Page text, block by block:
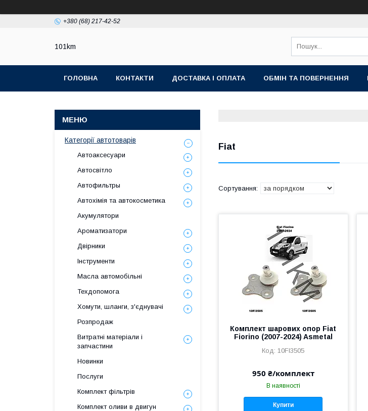
+380 (68) 217-42-52
101km
ГОЛОВНА КОНТАКТИ ДОСТАВКА І ОПЛАТА ОБМІН ТА ПОВЕРНЕННЯ
Fiat
Комплект шарових опор Fiat
Fiorino (2007-2024) Asmetal
10FI3505
950 ₴/комплект
В наявності
Купити
Категорії автотоварів
Автоаксесуари
Автосвітло
Автофильтры
Автохімія та автокосметика
Акумулятори
Ароматизатори
Двірники
Інструменти
Масла автомобільні
Техдопомога
Хомути, шланги, з'єднувачі
Розпродаж
Витратні матеріали і
запчастини
Новинки
Послуги
Комплект фільтрів
Комплект оливи в двигун